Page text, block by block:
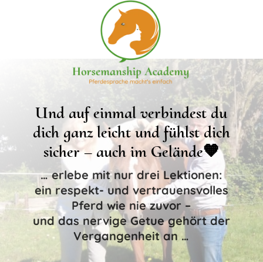
Und auf einmal verbindest du
dich ganz leicht und fühlst dich
sicher – auch im Gelände🧡
… erlebe mit nur drei Lektionen:
ein respekt- und vertrauensvolles
Pferd wie nie zuvor –
und das nervige Getue gehört der
Vergangenheit an …